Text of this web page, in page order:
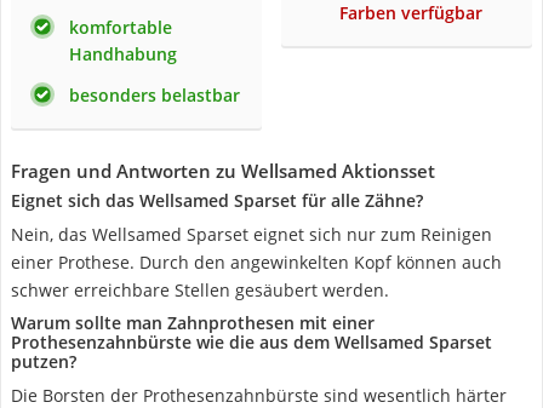
komfortable
Handhabung
besonders belastbar
Farben verfügbar
Fragen und Antworten zu Wellsamed Aktionsset
Eignet sich das Wellsamed Sparset für alle Zähne?
Nein, das Wellsamed Sparset eignet sich nur zum Reinigen
einer Prothese. Durch den angewinkelten Kopf können auch
schwer erreichbare Stellen gesäubert werden.
Warum sollte man Zahnprothesen mit einer
Prothesenzahnbürste wie die aus dem Wellsamed Sparset
putzen?
Die Borsten der Prothesenzahnbürste sind wesentlich härter